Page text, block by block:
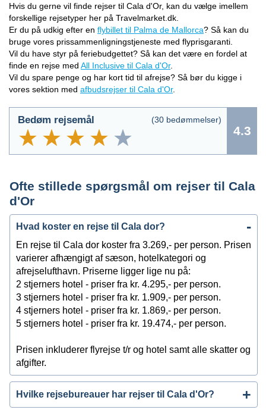
Hvis du gerne vil finde rejser til Cala d'Or, kan du vælge imellem
forskellige rejsetyper her på Travelmarket.dk.
Er du på udkig efter en flybillet til Palma de Mallorca? Så kan du
bruge vores prissammenligningstjeneste med flyprisgaranti.
Vil du have styr på feriebudgettet? Så kan det være en fordel at
finde en rejse med All Inclusive til Cala d'Or.
Vil du spare penge og har kort tid til afrejse? Så bør du kigge i
vores sektion med afbudsrejser til Cala d'Or.
Bedøm rejsemål (30 bedømmelser)
4.3
Ofte stillede spørgsmål om rejser til Cala
d'Or
Hvad koster en rejse til Cala dor?
En rejse til Cala dor koster fra 3.269,- per person. Prisen
varierer afhængigt af sæson, hotelkategori og
afrejselufthavn. Priserne ligger lige nu på:
2 stjerners hotel - priser fra kr. 4.295,- per person.
3 stjerners hotel - priser fra kr. 1.909,- per person.
4 stjerners hotel - priser fra kr. 1.869,- per person.
5 stjerners hotel - priser fra kr. 19.474,- per person.
Prisen inkluderer flyrejse t/r og hotel samt alle skatter og
afgifter.
Hvilke rejsebureauer har rejser til Cala d'Or?